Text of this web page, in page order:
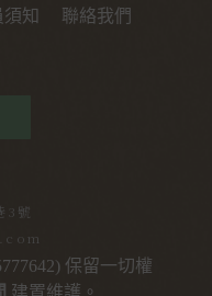
知 聯絡我們
3號
保留一切權
建置維護。